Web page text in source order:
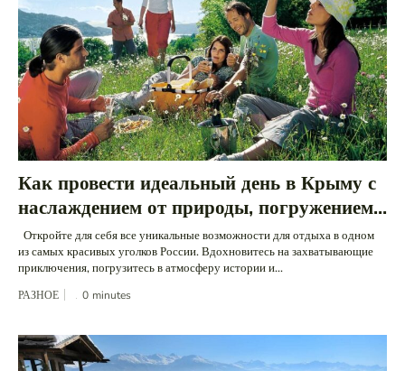
Как провести идеальный день в Крыму с
наслаждением от природы, погружением...
из самых красивых уголков России. Вдохновитесь на захватывающие
приключения, погрузитесь в атмосферу истории и...
РАЗНОЕ 0 minutes